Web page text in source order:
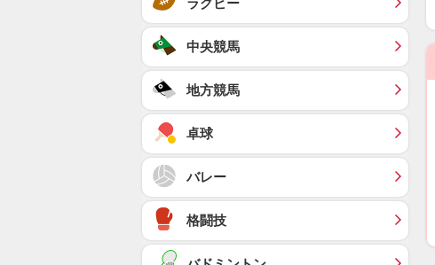
ラグビー
中央競馬
地方競馬
卓球
バレー
格闘技